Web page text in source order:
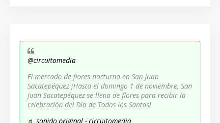
@circuitomedia
El mercado de flores nocturno en San Juan
Sacatepéquez ¡Hasta el domingo 1 de noviembre, San
Juan Sacatepéquez se llena de flores para recibir la
celebración del Día de Todos los Santos!
♬ sonido original - circuitomedia